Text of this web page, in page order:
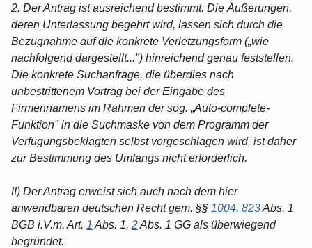
2. Der Antrag ist ausreichend bestimmt. Die Äußerungen,
deren Unterlassung begehrt wird, lassen sich durch die
Bezugnahme auf die konkrete Verletzungsform („wie
nachfolgend dargestellt...") hinreichend genau feststellen.
Die konkrete Suchanfrage, die überdies nach
unbestrittenem Vortrag bei der Eingabe des
Firmennamens im Rahmen der sog. „Auto-complete-
Funktion" in die Suchmaske von dem Programm der
Verfügungsbeklagten selbst vorgeschlagen wird, ist daher
zur Bestimmung des Umfangs nicht erforderlich.
II) Der Antrag erweist sich auch nach dem hier
anwendbaren deutschen Recht gem. §§ 1004, 823Abs. 1
BGB i.V.m. Art. 1 Abs. 1, 2Abs. 1 GG als überwiegend
begründet.